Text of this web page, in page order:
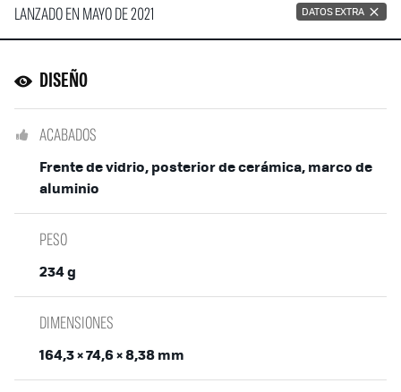
LANZADO EN MAYO DE 2021 DATOS EXTRA
DISEÑO
ACABADOS
Frente de vidrio, posterior de cerámica, marco de
aluminio
PESO
234 g
DIMENSIONES
164,3 × 74,6 × 8,38 mm